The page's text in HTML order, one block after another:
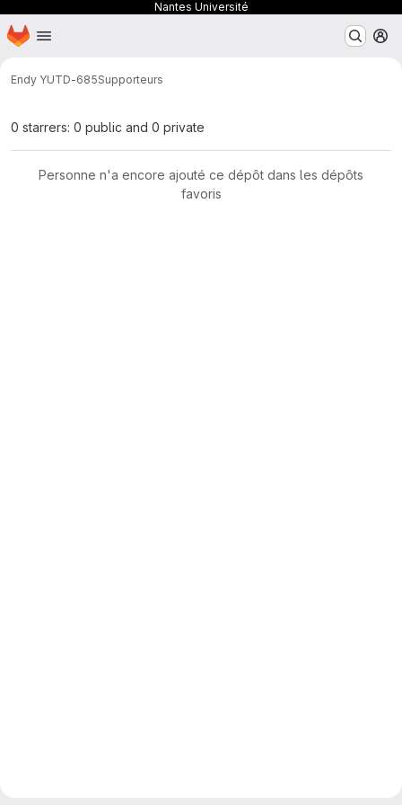
Nantes Université
Passer au contenu principal
Page d'accueil
Endy YUTD-685Supporteurs
0 starrers: 0 public and 0 private
Personne n'a encore ajouté ce dépôt dans les dépôts
favoris